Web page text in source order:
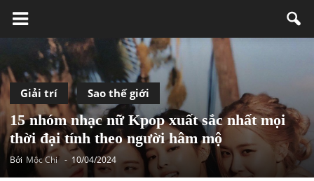
Giải trí Sao thế giới
15 nhóm nhạc nữ Kpop xuất sắc nhất mọi
thời đại tính theo người hâm mộ
Bởi Mộc Chi - 10/04/2024